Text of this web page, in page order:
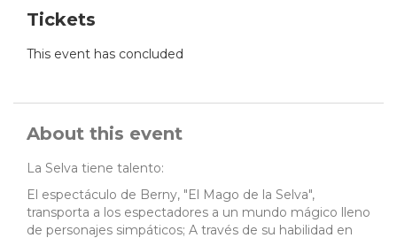
Tickets
This event has concluded
About this event
La Selva tiene talento:
El espectáculo de Berny, "El Mago de la Selva",
transporta a los espectadores a un mundo mágico lleno
de personajes simpáticos; A través de su habilidad en